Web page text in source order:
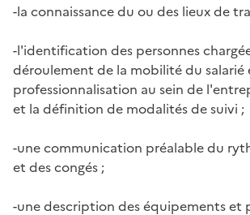
-la connaissance du ou des lieux de
-l'identification des personnes
déroulement de la mobilité du
professionnalisation au sein de
et la définition de modalités de suivi ;
-une communication préalable du
et des congés ;
-une description des équipements et